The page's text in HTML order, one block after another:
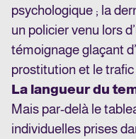
psychologique ; la
un policier venu lors
témoignage glaçant
prostitution et le trafic
La langueur du
Mais par-delà le
individuelles prises